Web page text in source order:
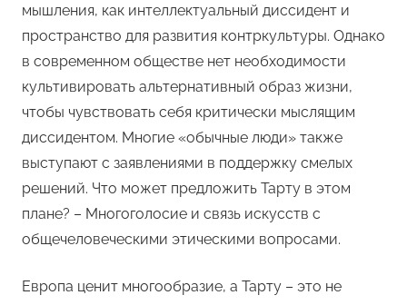
мышления, как интеллектуальный диссидент и
пространство для развития контркультуры. Однако
в современном обществе нет необходимости
культивировать альтернативный образ жизни,
чтобы чувствовать себя критически мыслящим
диссидентом. Многие «обычные люди» также
выступают с заявлениями в поддержку смелых
решений. Что может предложить Тарту в этом
плане? – Многоголосие и связь искусств с
общечеловеческими этическими вопросами.
Европа ценит многообразие, а Тарту – это не